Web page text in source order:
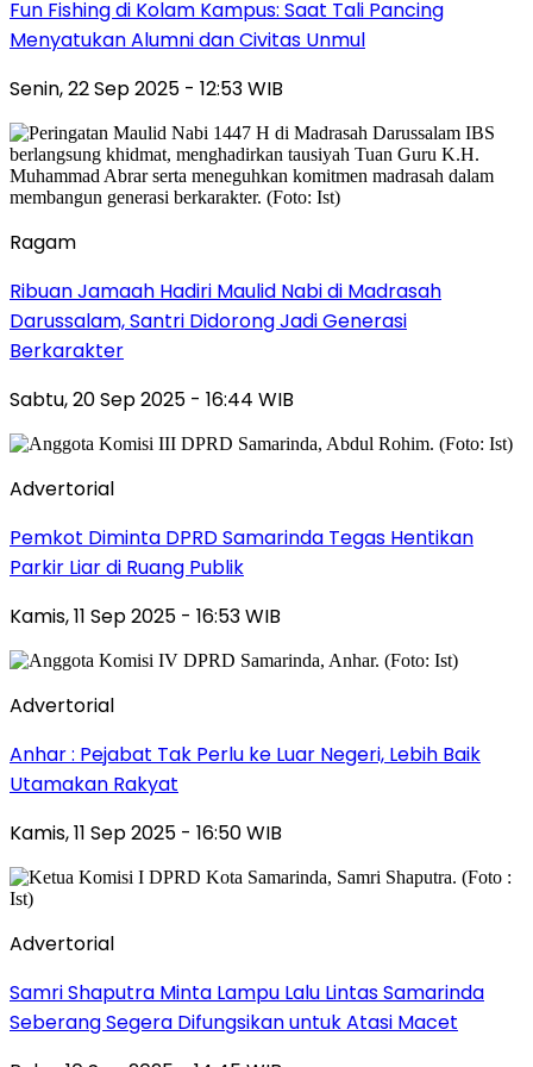
Fun Fishing di Kolam Kampus: Saat Tali Pancing
Menyatukan Alumni dan Civitas Unmul
Senin, 22 Sep 2025 - 12:53 WIB
Ragam
Ribuan Jamaah Hadiri Maulid Nabi di Madrasah
Darussalam, Santri Didorong Jadi Generasi
Berkarakter
Sabtu, 20 Sep 2025 - 16:44 WIB
Advertorial
Pemkot Diminta DPRD Samarinda Tegas Hentikan
Parkir Liar di Ruang Publik
Kamis, 11 Sep 2025 - 16:53 WIB
Advertorial
Anhar : Pejabat Tak Perlu ke Luar Negeri, Lebih Baik
Utamakan Rakyat
Kamis, 11 Sep 2025 - 16:50 WIB
Advertorial
Samri Shaputra Minta Lampu Lalu Lintas Samarinda
Seberang Segera Difungsikan untuk Atasi Macet